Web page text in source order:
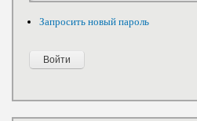
Запросить новый пароль